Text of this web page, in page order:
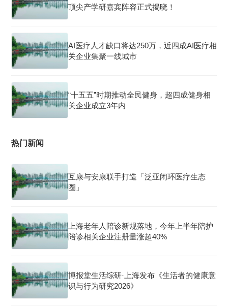
顶尖产学研嘉宾阵容正式揭晓！
AI医疗人才缺口将达250万，近四成AI医疗相
关企业集聚一线城市
“十五五”时期推动全民健身，超四成健身相
关企业成立3年内
热门新闻
互康与安康联手打造「泛亚闭环医疗生态
圈」
上海老年人陪诊新规落地，今年上半年陪护
陪诊相关企业注册量涨超40%
博报堂生活综研·上海发布《生活者的健康意
识与行为研究2026》